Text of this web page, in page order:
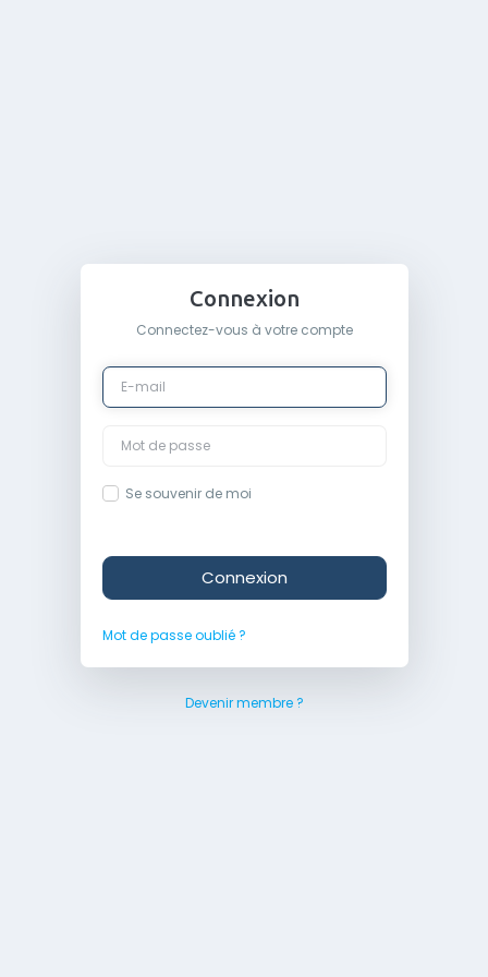
Connexion
Connectez-vous à votre compte
Se souvenir de moi
Connexion
Mot de passe oublié ?
Devenir membre ?